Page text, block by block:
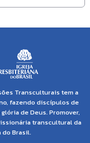
Transculturais tem a
fazendo discípulos de
de Deus. Promover,
transcultural da
do Brasil.